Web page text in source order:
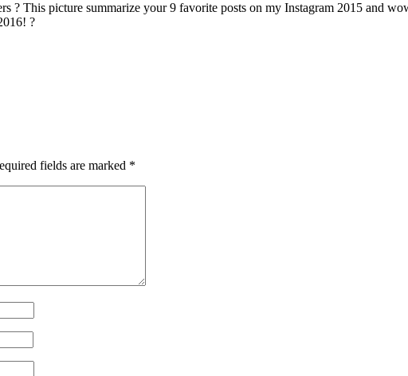
This picture summarize your 9 favorite posts on my Instagram 2015 and
?
fields are marked *